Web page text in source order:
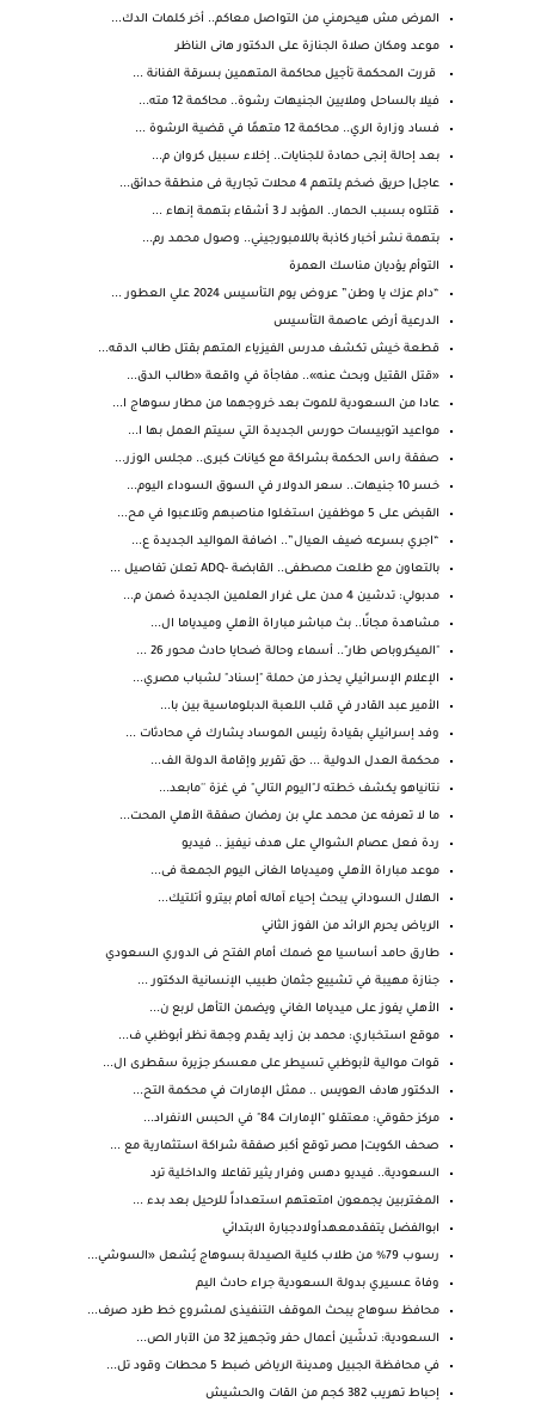
المرض مش هيحرمني من التواصل معاكم.. أخر كلمات الدك...
موعد ومكان صلاة الجنازة على الدكتور هانى الناظر
قررت المحكمة تأجيل محاكمة المتهمين بسرقة الفنانة ...
فيلا بالساحل وملايين الجنيهات رشوة.. محاكمة 12 مته...
فساد وزارة الري.. محاكمة 12 متهمًا في قضية الرشوة ...
بعد إحالة إنجى حمادة للجنايات.. إخلاء سبيل كروان م...
عاجل| حريق ضخم يلتهم 4 محلات تجارية فى منطقة حدائق...
قتلوه بسبب الحمار.. المؤبد لـ 3 أشقاء بتهمة إنهاء ...
بتهمة نشر أخبار كاذبة باللامبورجيني.. وصول محمد رم...
التوأم يؤديان مناسك العمرة
“دام عزك يا وطن” عروض يوم التأسيس 2024 علي العطور ...
الدرعية أرض عاصمة التأسيس
قطعة خيش تكشف مدرس الفيزياء المتهم بقتل طالب الدقه...
«قتل القتيل وبحث عنه».. مفاجأة في واقعة «طالب الدق...
عادا من السعودية للموت بعد خروجهما من مطار سوهاج ا...
مواعيد اتوبيسات حورس الجديدة التي سيتم العمل بها ا...
صفقة راس الحكمة بشراكة مع كيانات كبرى.. مجلس الوزر...
خسر 10 جنيهات.. سعر الدولار في السوق السوداء اليوم...
القبض على 5 موظفين استغلوا مناصبهم وتلاعبوا في مح...
“اجري بسرعه ضيف العيال”.. اضافة المواليد الجديدة ع...
بالتعاون مع طلعت مصطفى.. القابضة -ADQ تعلن تفاصيل ...
مدبولي: تدشين 4 مدن على غرار العلمين الجديدة ضمن م...
مشاهدة مجانًا.. بث مباشر مباراة الأهلي وميدياما ال...
"الميكروباص طار".. أسماء وحالة ضحايا حادث محور 26 ...
الإعلام الإسرائيلي يحذر من حملة "إسناد" لشباب مصري...
الأمير عبد القادر في قلب اللعبة الدبلوماسية بين با...
وفد إسرائيلي بقيادة رئيس الموساد يشارك في محادثات ...
محكمة العدل الدولية ... حق تقرير وإقامة الدولة الف...
نتانياهو يكشف خطته لـ"اليوم التالي" في غزة ''مابعد...
ما لا تعرفه عن محمد علي بن رمضان صفقة الأهلي المحت...
ردة فعل عصام الشوالي على هدف نيفيز .. فيديو
موعد مباراة الأهلي وميدياما الغانى اليوم الجمعة فى...
الهلال السوداني يبحث إحياء آماله أمام بيترو أتلتيك...
الرياض يحرم الرائد من الفوز الثاني
طارق حامد أساسيا مع ضمك أمام الفتح فى الدوري السعودي
جنازة مهيبة في تشييع جثمان طبيب الإنسانية الدكتور ...
الأهلي يفوز على ميدياما الغاني ويضمن التأهل لربع ن...
موقع استخباري: محمد بن زايد يقدم وجهة نظر أبوظبي ف...
قوات موالية لأبوظبي تسيطر على معسكر جزيرة سقطرى ال...
الدكتور هادف العويس .. ممثل الإمارات في محكمة التح...
مركز حقوقي: معتقلو "الإمارات 84" في الحبس الانفراد...
صحف الكويت| مصر توقع أكبر صفقة شراكة استثمارية مع ...
السعودية.. فيديو دهس وفرار يثير تفاعلا والداخلية ترد
المغتربين يجمعون امتعتهم استعداداً للرحيل بعد بدء ...
ابوالفضل يتفقدمعهدأولادجبارة الابتدائي
رسوب 79% من طلاب كلية الصيدلة بسوهاج يُشعل «السوشي...
وفاة عسيري بدولة السعودية جراء حادث اليم
محافظ سوهاج يبحث الموقف التنفيذى لمشروع خط طرد صرف...
السعودية: تدشّين أعمال حفر وتجهيز 32 من الآبار الص...
في محافظة الجبيل ومدينة الرياض ضبط 5 محطات وقود تل...
إحباط تهريب 382 كجم من القات والحشيش